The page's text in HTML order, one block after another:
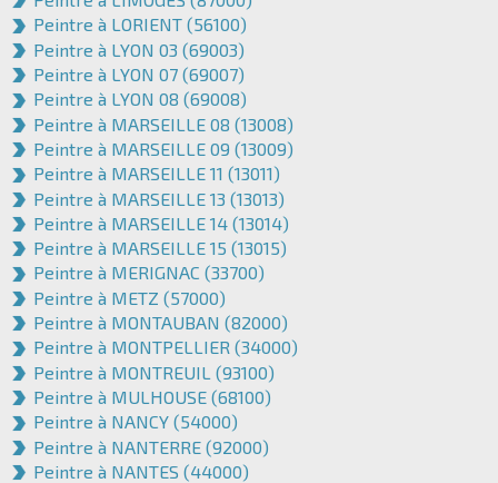
Peintre à LORIENT (56100)
Peintre à LYON 03 (69003)
Peintre à LYON 07 (69007)
Peintre à LYON 08 (69008)
Peintre à MARSEILLE 08 (13008)
Peintre à MARSEILLE 09 (13009)
Peintre à MARSEILLE 11 (13011)
Peintre à MARSEILLE 13 (13013)
Peintre à MARSEILLE 14 (13014)
Peintre à MARSEILLE 15 (13015)
Peintre à MERIGNAC (33700)
Peintre à METZ (57000)
Peintre à MONTAUBAN (82000)
Peintre à MONTPELLIER (34000)
Peintre à MONTREUIL (93100)
Peintre à MULHOUSE (68100)
Peintre à NANCY (54000)
Peintre à NANTERRE (92000)
Peintre à NANTES (44000)